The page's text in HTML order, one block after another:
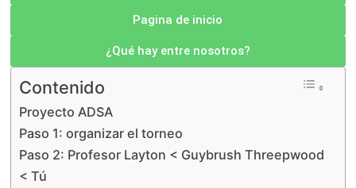
Link
Pagina de inicio
¿Qué hay entre nosotros?
Contenido
Proyecto ADSA
Paso 1: organizar el torneo
Paso 2: Profesor Layton < Guybrush Threepwood
< Tú